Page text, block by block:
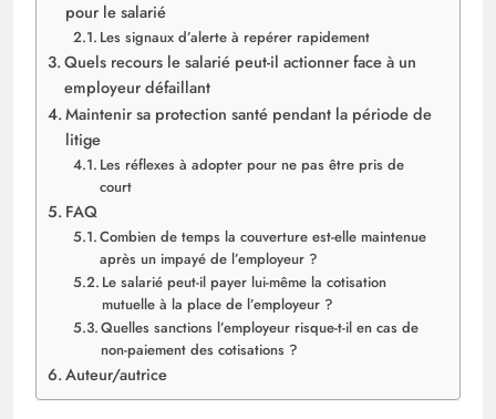
pour le salarié
Les signaux d’alerte à repérer rapidement
Quels recours le salarié peut-il actionner face à un
employeur défaillant
Maintenir sa protection santé pendant la période de
litige
Les réflexes à adopter pour ne pas être pris de
court
FAQ
Combien de temps la couverture est-elle maintenue
après un impayé de l’employeur ?
Le salarié peut-il payer lui-même la cotisation
mutuelle à la place de l’employeur ?
Quelles sanctions l’employeur risque-t-il en cas de
non-paiement des cotisations ?
Auteur/autrice